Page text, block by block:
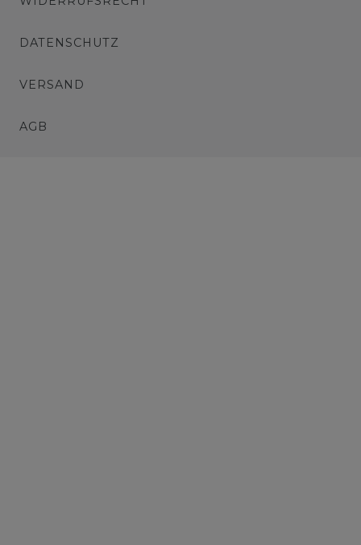
DATENSCHUTZ
VERSAND
AGB